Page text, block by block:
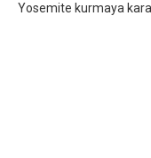
Yosemite kurmaya